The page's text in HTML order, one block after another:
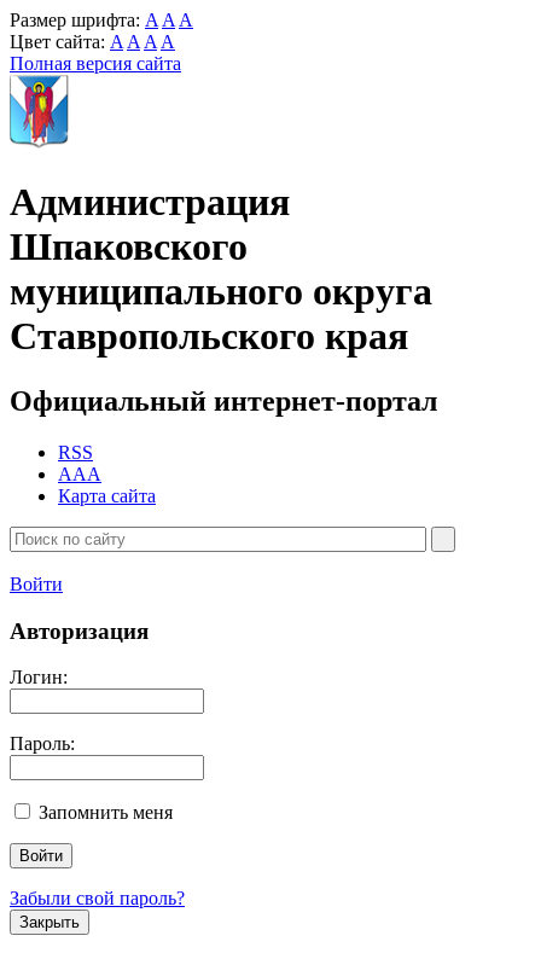
Размер шрифта: A A A
Цвет сайта: A A A A
Полная версия сайта
Администрация
Шпаковского
муниципального округа
Ставропольского края
Официальный интернет-портал
RSS
AAA
Карта сайта
Войти
Авторизация
Логин:
Пароль:
Запомнить меня
Забыли свой пароль?
Закрыть